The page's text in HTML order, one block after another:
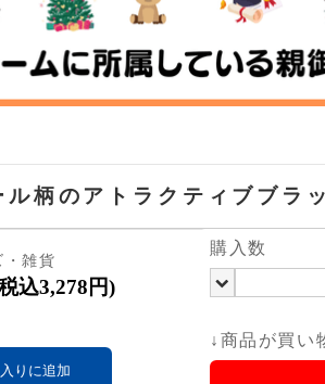
柄のアトラクティブブラ
・雑貨
込3,278円)
りに追加
購入数
↓商品が買い